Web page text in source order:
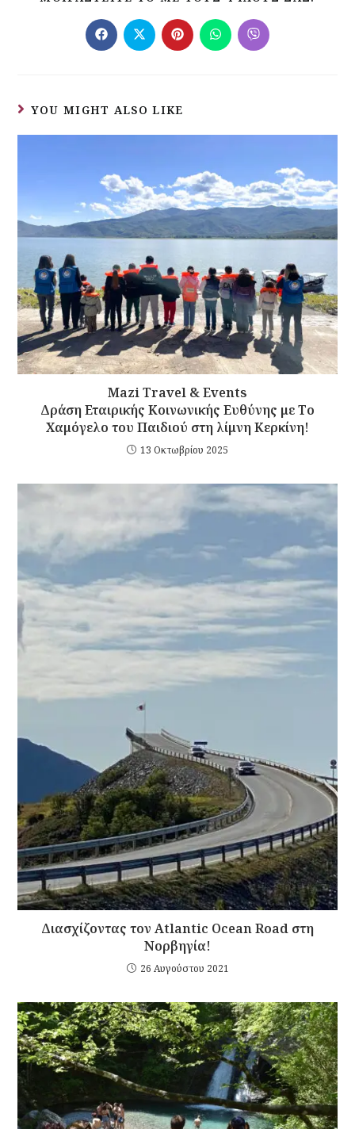
YOU MIGHT ALSO LIKE
Mazi Travel & Events
Δράση Εταιρικής Κοινωνικής Ευθύνης με Το
Χαμόγελο του Παιδιού στη λίμνη Κερκίνη!
13 Οκτωβρίου 2025
Διασχίζοντας τον Atlantic Ocean Road στη
Νορβηγία!
26 Αυγούστου 2021